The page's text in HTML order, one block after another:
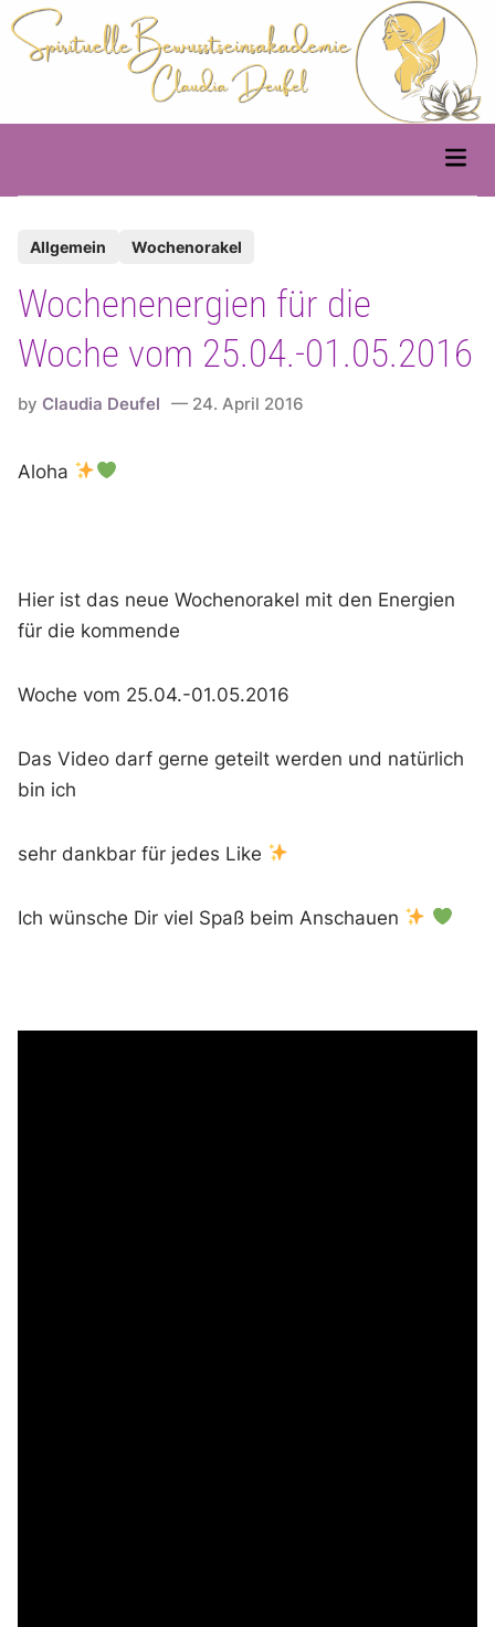
Skip
to
content
Main
s
t
e
d
n
Allgemein Wochenorakel
Wochenenergien für die
Woche vom 25.04.-01.05.2016
byClaudia Deufel 24. April 2016
Aloha
Hier ist das neue Wochenorakel mit den Energien
für die kommende
Woche vom 25.04.-01.05.2016
Das Video darf gerne geteilt werden und natürlich
bin ich
sehr dankbar für jedes Like
Ich wünsche Dir viel Spaß beim Anschauen